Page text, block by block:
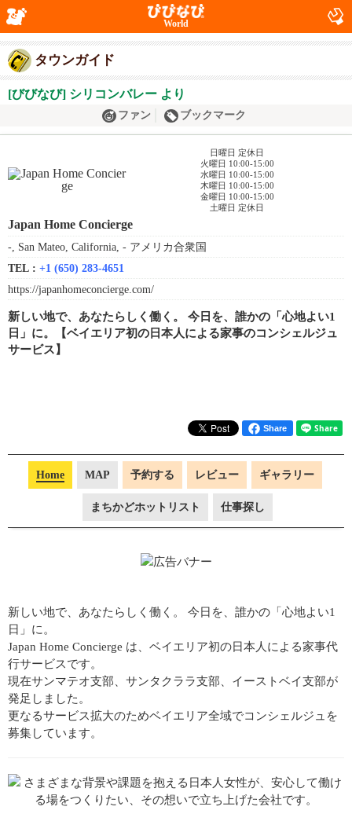
World
タウンガイド
[びびなび] シリコンバレー より
ファン ブックマーク
日曜日 定休日
火曜日 10:00-15:00
水曜日 10:00-15:00
木曜日 10:00-15:00
金曜日 10:00-15:00
土曜日 定休日
Japan Home Concierge
-, San Mateo, California, - アメリカ合衆国
TEL : +1 (650) 283-4651
https://japanhomeconcierge.com/
新しい地で、あなたらしく働く。 今日を、誰かの「心地よい1
日」に。【ベイエリア初の日本人による家事のコンシェルジュ
サービス】
Share
Home MAP 予約する レビュー ギャラリー
まちかどホットリスト 仕事探し
新しい地で、あなたらしく働く。 今日を、誰かの「心地よい1
日」に。
Japan Home Concierge は、ベイエリア初の日本人による家事代
行サービスです。
現在サンマテオ支部、サンタクララ支部、イーストベイ支部が
発足しました。
更なるサービス拡大のためベイエリア全域でコンシェルジュを
募集しています。